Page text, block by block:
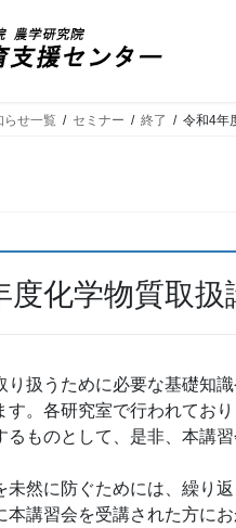
らせ一覧 セミナー 終了 令和4年
度化学物質取
り扱うために必要な基礎知
す。各研究室で行われてお
るものとして、是非、本講習
未然に防ぐためには、繰り
本講習会を受講された方に